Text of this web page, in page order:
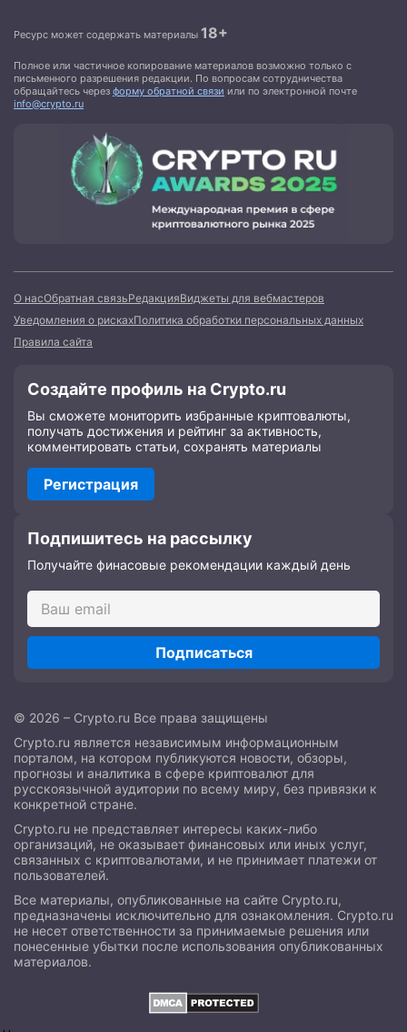
Ресурс может содержать материалы 18+
Полное или частичное копирование материалов возможно только с
письменного разрешения редакции. По вопросам сотрудничества
обращайтесь через форму обратной связи или по электронной почте
info@crypto.ru
О насОбратная связьРедакцияВиджеты для вебмастеров
Уведомления о рискахПолитика обработки персональных данных
Правила сайта
Создайте профиль на Crypto.ru
Вы сможете мониторить избранные криптовалюты,
получать достижения и рейтинг за активность,
комментировать статьи, сохранять материалы
Регистрация
Подпишитесь на рассылку
Получайте финасовые рекомендации каждый день
Подписаться
© 2026 – Crypto.ru Все права защищены
Crypto.ru является независимым информационным
порталом, на котором публикуются новости, обзоры,
прогнозы и аналитика в сфере криптовалют для
русскоязычной аудитории по всему миру, без привязки к
конкретной стране.
Crypto.ru не представляет интересы каких-либо
организаций, не оказывает финансовых или иных услуг,
связанных с криптовалютами, и не принимает платежи от
пользователей.
Все материалы, опубликованные на сайте Crypto.ru,
предназначены исключительно для ознакомления. Crypto.ru
не несет ответственности за принимаемые решения или
понесенные убытки после использования опубликованных
материалов.